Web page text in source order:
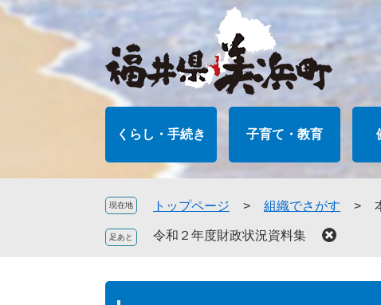
ペ
メ
本
くらし・手続き 子育て・教育
現在地 トップページ > 組織でさがす >
令和２年度財政状況資料集